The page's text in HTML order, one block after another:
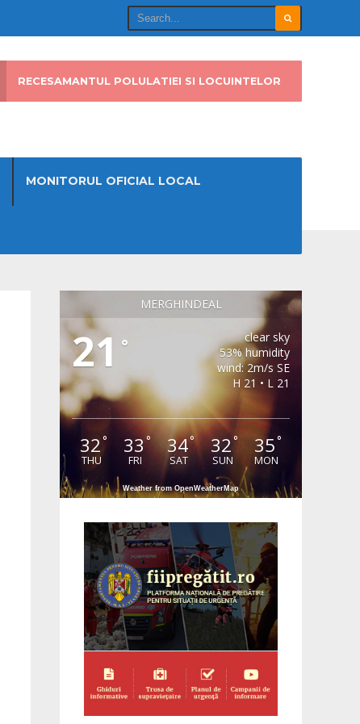
MONITORUL OFICIAL LOCAL
RECESAMANTUL POLULATIEI SI LOCUINTELOR
MERGHINDEAL
21 °
clear sky
53% humidity
wind: 2m/s SE
H 21 • L 21
32°
THU
33°
FRI
34°
SAT
32°
SUN
35°
MON
Weather from OpenWeatherMap